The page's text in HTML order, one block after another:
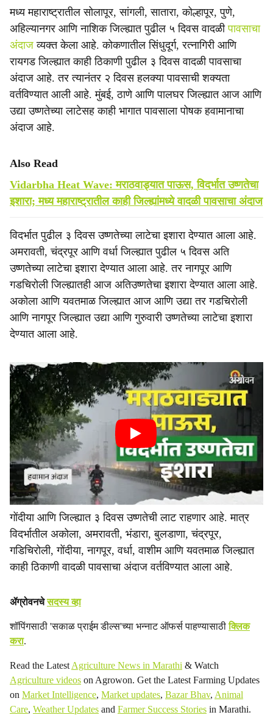
मध्य महाराष्ट्रातील सोलापूर, सांगली, सातारा, कोल्हापूर, पुणे,
अहिल्यानगर आणि नाशिक जिल्ह्यात पुढील ५ दिवस वादळीपावसाचा
अंदाज व्यक्त केला आहे. कोकणातील सिंधुदूर्ग, रत्नागिरी आणि
रायगड जिल्ह्यात काही ठिकाणी पुढील ३ दिवस वादळी पावसाचा
अंदाज आहे. तर त्यानंतर २ दिवस हलक्या पावसाची शक्यता
वर्तविण्यात आली आहे. मुंबई, ठाणे आणि पालघर जिल्ह्यात आज आणि
उद्या उष्णतेच्या लाटेसह काही भागात पावसाला पोषक हवामानाचा
अंदाज आहे.
Also Read
Vidarbha Heat Wave: मराठवाड्यात पाऊस, विदर्भात उष्णतेचा
इशारा; मध्य महाराष्ट्रातील काही जिल्ह्यांमध्ये वादळी पावसाचा अंदाज
विदर्भात पुढील ३ दिवस उष्णतेच्या लाटेचा इशारा देण्यात आला आहे.
अमरावती, चंद्रपूर आणि वर्धा जिल्ह्यात पुढील ५ दिवस अति
उष्णतेच्या लाटेचा इशारा देण्यात आला आहे. तर नागपूर आणि
गडचिरोली जिल्ह्यातही आज अतिउष्णतेचा इशारा देण्यात आला आहे.
अकोला आणि यवतमाळ जिल्ह्यात आज आणि उद्या तर गडचिरोली
आणि नागपूर जिल्ह्यात उद्या आणि गुरुवारी उष्णतेच्या लाटेचा इशारा
देण्यात आला आहे.
गोंदीया आणि जिल्ह्यात ३ दिवस उष्णतेची लाट राहणार आहे. मात्र
विदर्भातील अकोला, अमरावती, भंडारा, बुलडाणा, चंद्रपूर,
गडिचिरोली, गोंदीया, नागपूर, वर्धा, वाशीम आणि यवतमाळ जिल्ह्यात
काही ठिकाणी वादळी पावसाचा अंदाज वर्तविण्यात आला आहे.
ॲग्रोवनचेसदस्य व्हा
शॉपिंगसाठी 'सकाळ प्राईम डील्स'च्या भन्नाट ऑफर्स पाहण्यासाठीक्लिक
करा.
Read the Latest Agriculture News in Marathi & Watch
Agriculture videos on Agrowon. Get the Latest Farming Updates
on Market Intelligence, Market updates, Bazar Bhav, Animal
Care, Weather Updates and Farmer Success Stories in Marathi.